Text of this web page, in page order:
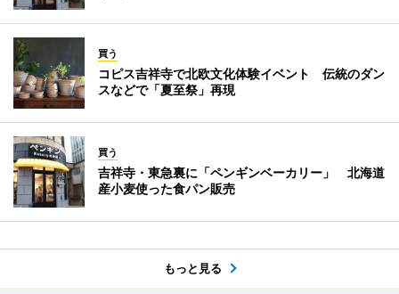
買う
コピス吉祥寺で北欧文化体験イベント 伝統のダン
スなどで「夏至祭」再現
買う
吉祥寺・東急裏に「ペンギンベーカリー」 北海道
産小麦使った食パン販売
もっと見る